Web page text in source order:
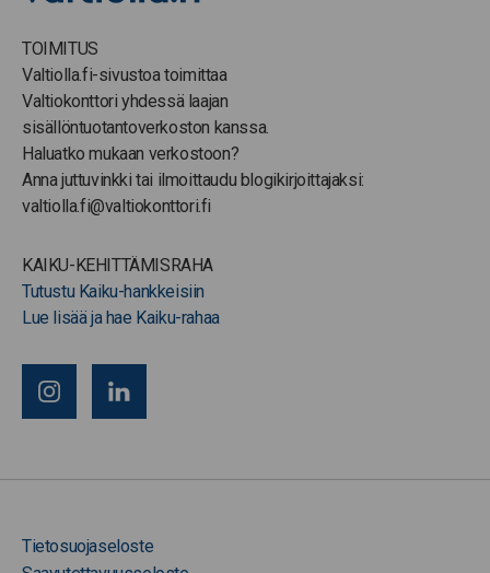
TOIMITUS
Valtiolla.fi-sivustoa toimittaa
Valtiokonttori yhdessä laajan
sisällöntuotantoverkoston kanssa.
Haluatko mukaan verkostoon?
Anna juttuvinkki tai ilmoittaudu blogikirjoittajaksi:
valtiolla.fi@valtiokonttori.fi
KAIKU-KEHITTÄMISRAHA
Tutustu Kaiku-hankkeisiin
Lue lisää ja hae Kaiku-rahaa
Tietosuojaseloste